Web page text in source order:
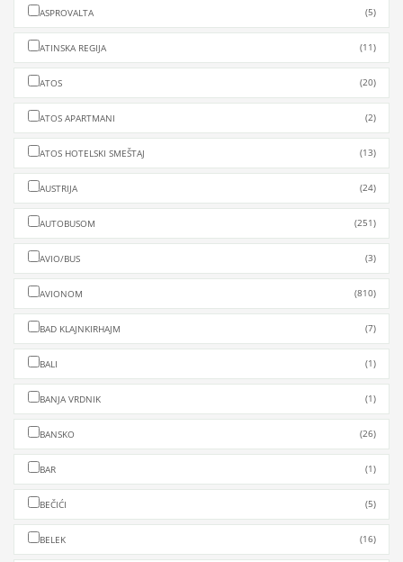
ASPROVALTA (5)
ATINSKA REGIJA (11)
ATOS (20)
ATOS APARTMANI (2)
ATOS HOTELSKI SMEŠTAJ (13)
AUSTRIJA (24)
AUTOBUSOM (251)
AVIO/BUS (3)
AVIONOM (810)
BAD KLAJNKIRHAJM (7)
BALI (1)
BANJA VRDNIK (1)
BANSKO (26)
BAR (1)
BEČIĆI (5)
BELEK (16)